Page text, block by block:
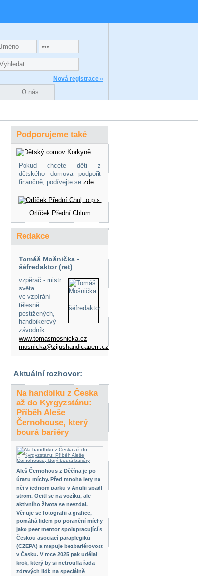
Nová registrace »
O nás
Podporujeme také
Pokud chcete děti z
dětského domova podpořit
finančně, podívejte se zde.
Orlíček Přední Chlum
Redakce
Tomáš Mošnička -
šéfredaktor (ret)
vzpěrač - mistr
světa
ve vzpírání
tělesně
postižených,
handbikerový
závodník
www.tomasmosnicka.cz
mosnicka@zijushandicapem.cz
Aktuální rozhovor:
Na handbiku z Česka
až do Kyrgyzstánu:
Příběh Aleše
Černohouse, který
bourá bariéry
Aleš Černohous z Děčína je po
úrazu míchy. Před mnoha lety na
něj v jednom parku v Anglii spadl
strom. Ocitl se na vozíku, ale
aktivního života se nevzdal.
Věnuje se fotografii a grafice,
pomáhá lidem po poranění míchy
jako peer mentor spolupracující s
Českou asociací paraplegiků
(CZEPA) a mapuje bezbariérovost
v Česku. V roce 2025 pak udělal
krok, který by si netroufla řada
zdravých lidí: na speciálně